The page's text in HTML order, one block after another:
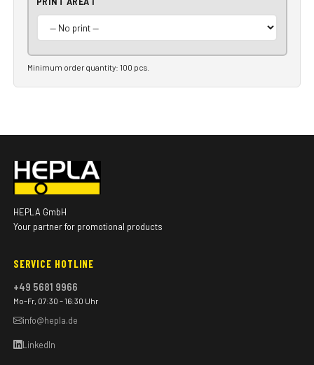
Minimum order quantity: 100 pcs.
HEPLA GmbH
Your partner for promotional products
SERVICE HOTLINE
+49 5681 9966
Mo–Fr, 07:30 – 16:30 Uhr
info@hepla.de
LinkedIn